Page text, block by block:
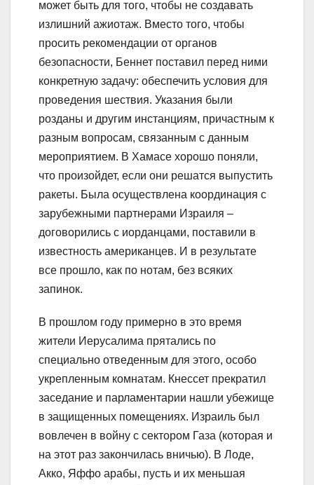
может быть для того, чтобы не создавать
излишний ажиотаж. Вместо того, чтобы
просить рекомендации от органов
безопасности, Беннет поставил перед ними
конкретную задачу: обеспечить условия для
проведения шествия. Указания были
розданы и другим инстанциям, причастным к
разным вопросам, связанным с данным
мероприятием. В Хамасе хорошо поняли,
что произойдет, если они решатся выпустить
ракеты. Была осуществлена координация с
зарубежными партнерами Израиля –
договорились с иорданцами, поставили в
известность американцев. И в результате
все прошло, как по нотам, без всяких
запинок.
В прошлом году примерно в это время
жители Иерусалима прятались по
специально отведенным для этого, особо
укрепленным комнатам. Кнессет прекратил
заседание и парламентарии нашли убежище
в защищенных помещениях. Израиль был
вовлечен в войну с сектором Газа (которая и
на этот раз закончилась вничью). В Лоде,
Акко, Яффо арабы, пусть и их меньшая